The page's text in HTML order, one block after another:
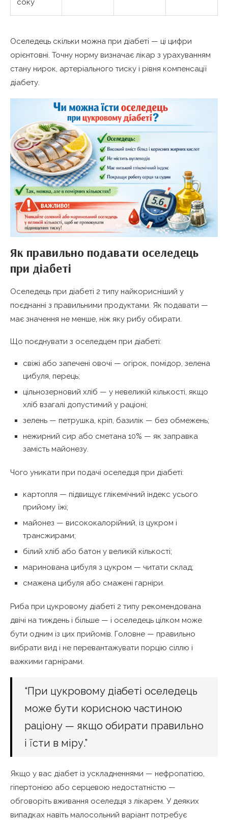
соку
Оселедець скільки можна при діабеті — ці цифри
орієнтовні. Точну норму визначає лікар з урахуванням
стану нирок, артеріального тиску і рівня компенсації
діабету.
Як правильно подавати оселедець
при діабеті
Оселедець при діабеті 2 типу найкорисніший у
поєднанні з правильними продуктами. Як подавати —
має значення не менше, ніж яку рибу обирати.
Що поєднувати з оселедцем при діабеті:
свіжі або запечені овочі — огірок, помідор, зелена
цибуля, перець;
цільнозерновий хліб — у невеликій кількості, якщо
хліб взагалі допустимий у раціоні;
зелень — петрушка, кріп, базилік — без обмежень;
нежирний сир або сметана 10% — як заправка
замість майонезу.
Чого уникати при подачі оселедця при діабеті:
картопля — підвищує глікемічний індекс усього
прийому їжі;
майонез — висококалорійний, із цукром і
трансжирами;
білий хліб або батон у великій кількості;
маринована цибуля з цукром — читати склад;
смажена цибуля або смажені гарніри.
Риба при цукровому діабеті 2 типу рекомендована
двічі на тиждень і більше — і оселедець цілком може
бути одним із цих прийомів. Головне — правильно
вибрати вид і не перевантажувати порцію сіллю і
важкими гарнірами.
“При цукровому діабеті оселедець
може бути корисною частиною
раціону — якщо обирати правильно
і їсти в міру.”
Якщо у вас діабет із ускладненнями — нефропатією,
гіпертонією або серцевою недостатністю —
обговоріть вживання оселедця з лікарем. У деяких
випадках навіть малосольний варіант потребує